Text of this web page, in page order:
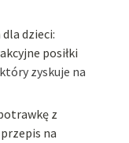
dzieci:
posiłki
zyskuje na
z
na